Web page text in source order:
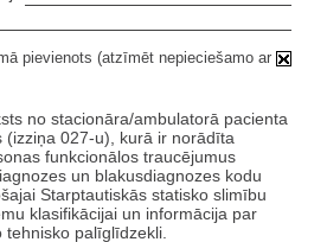
pievienots (atzīmēt nepieciešamo ar
no stacionāra/ambulatorā pacienta
(izziņa 027-u), kurā ir norādīta
funkcionālos traucējumus
un blakusdiagnozes kodu
Starptautiskās statisko slimību
klasifikācijai un informācija par
palīglīdzekli.